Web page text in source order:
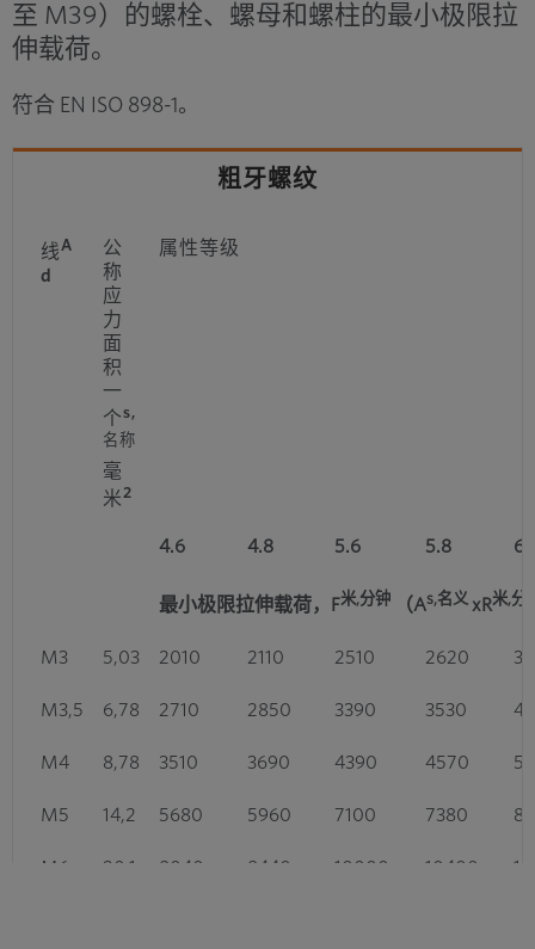
至 M39）的螺栓、螺母和螺柱的最小极限拉
伸载荷。
符合 EN ISO 898-1。
粗牙螺纹
线A
d
公
称
应
力
面
积
一
个s,
名称
毫
米 2
属性等级
4.6 4.8 5.6 5.8
最小极限拉伸载荷，F米,分钟（As,名义xR米,分
M3 5,03 2010 2110 2510 2620
M3,5 6,78 2710 2850 3390 3530
M4 8,78 3510 3690 4390 4570
M5 14,2 5680 5960 7100 7380
M6 20,1 8040 8440 10000 10400